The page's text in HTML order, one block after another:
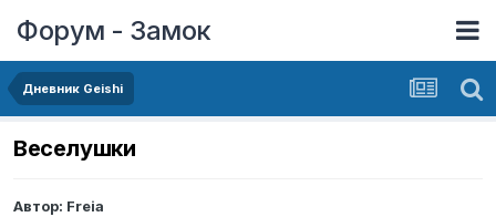
Форум - Замок
Дневник Geishi
Веселушки
Автор: Freia